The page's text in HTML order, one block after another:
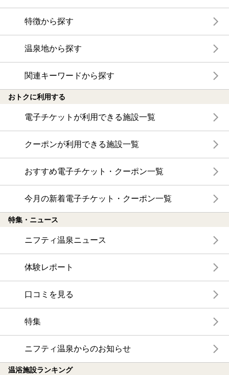
特徴から探す
温泉地から探す
関連キーワードから探す
おトクに利用する
電子チケットが利用できる施設一覧
クーポンが利用できる施設一覧
おすすめ電子チケット・クーポン一覧
今月の新着電子チケット・クーポン一覧
特集・ニュース
ニフティ温泉ニュース
体験レポート
口コミを見る
特集
ニフティ温泉からのお知らせ
温浴施設ランキング